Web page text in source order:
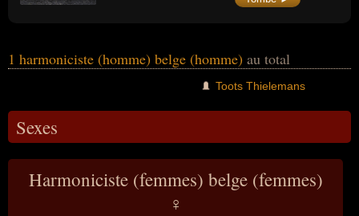
1 harmoniciste (homme) belge (homme) au total
Toots Thielemans
Sexes
Harmoniciste (femmes) belge (femmes)
♀